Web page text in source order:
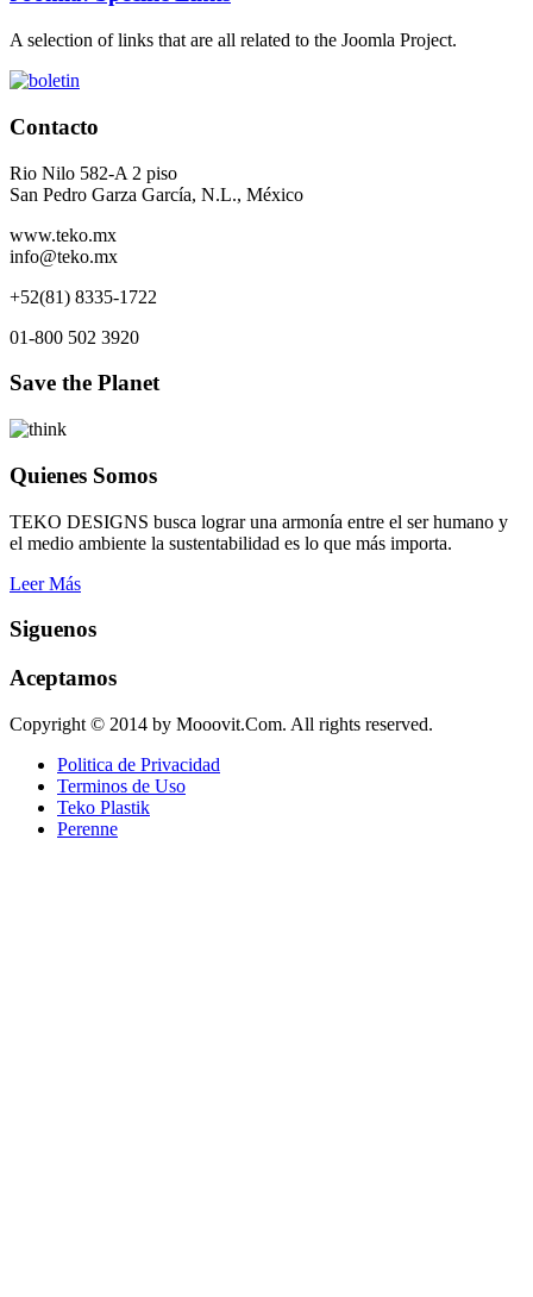
A selection of links that are all related to the Joomla Project.
Contacto
Rio Nilo 582-A 2 piso
San Pedro Garza García, N.L., México
www.teko.mx
info@teko.mx
+52(81) 8335-1722
01-800 502 3920
Save the Planet
Quienes Somos
TEKO DESIGNS busca lograr una armonía entre el ser humano y
el medio ambiente la sustentabilidad es lo que más importa.
Leer Más
Siguenos
Aceptamos
Copyright © 2014 by Mooovit.Com. All rights reserved.
Politica de Privacidad
Terminos de Uso
Teko Plastik
Perenne